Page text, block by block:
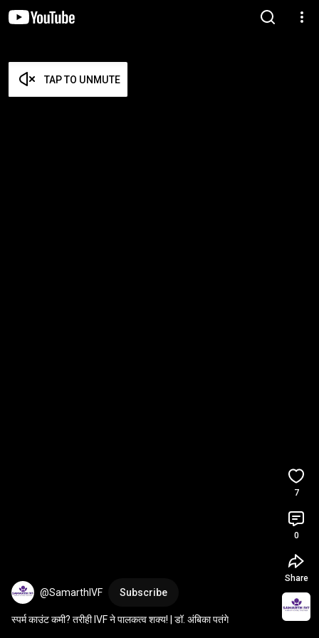
TAP TO UNMUTE
@SamarthIVF Subscribe
स्पर्म काउंट कमी? तरीही IVF ने पालकत्व शक्य! | डॉ. अंबिका पतंगे
7
0
Share